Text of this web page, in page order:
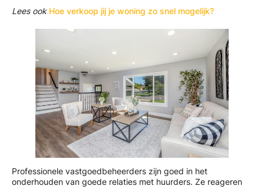
Lees ook Hoe verkoop jij je woning zo snel mogelijk?
Professionele vastgoedbeheerders zijn goed in het
onderhouden van goede relaties met huurders. Ze reageren